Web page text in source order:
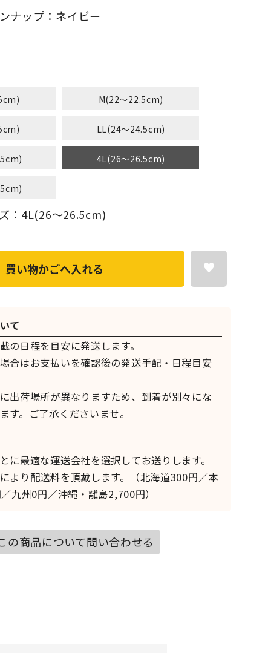
ナップ：ネイビー
M(22～22.5cm)
LL(24～24.5cm)
4L(26～26.5cm)
：4L(26～26.5cm)
て
の日程を目安に発送します。
合はお支払いを確認後の発送手配・日程目安
出荷場所が異なりますため、到着が別々にな
す。ご了承くださいませ。
に最適な運送会社を選択してお送りします。
より配送料を頂戴します。（北海道300円／本
九州0円／沖縄・離島2,700円）
買い物かごへ入れる
の商品について問い合わせる